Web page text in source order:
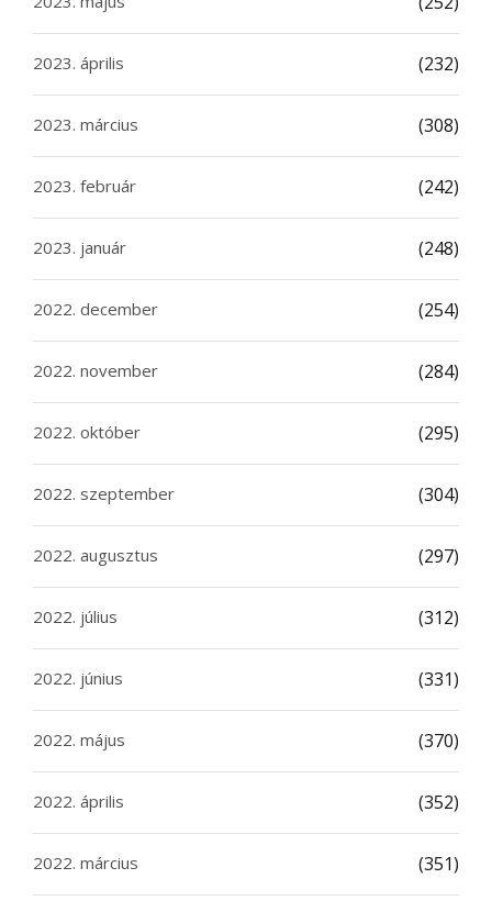
2023. április (232)
2023. március (308)
2023. február (242)
2023. január (248)
2022. december (254)
2022. november (284)
2022. október (295)
2022. szeptember (304)
2022. augusztus (297)
2022. július (312)
2022. június (331)
2022. május (370)
2022. április (352)
2022. március (351)